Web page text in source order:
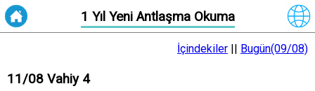
1 Yıl Yeni Antlaşma Okuma
İçindekiler || Bugün(09/08)
11/08 Vahiy 4